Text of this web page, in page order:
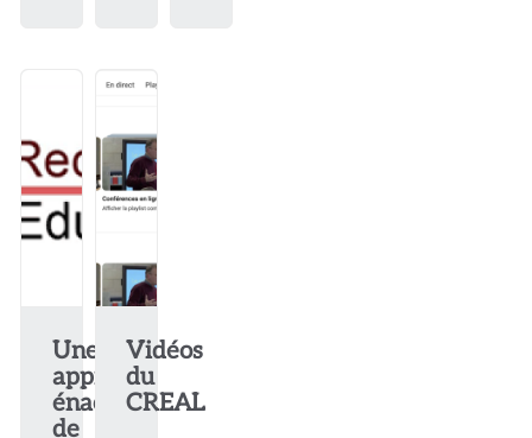
Une
approche
énactive
de
Vidéos
du
CREAL